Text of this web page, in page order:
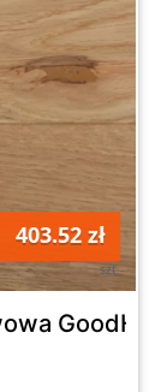
403.52 zł
szt